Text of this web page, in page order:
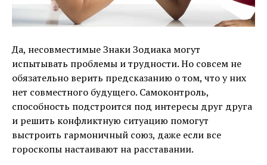
Да, несовместимые Знаки Зодиака могут
испытывать проблемы и трудности. Но совсем не
обязательно верить предсказанию о том, что у них
нет совместного будущего. Самоконтроль,
способность подстроится под интересы друг друга
и решить конфликтную ситуацию помогут
выстроить гармоничный союз, даже если все
гороскопы настаивают на расставании.